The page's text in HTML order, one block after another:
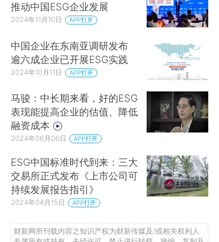
推动中国ESG企业发展
2024年11月10日 APP打开
中国企业在东南亚调研发布
逾六成企业已开展ESG实践
2024年10月11日 APP打开
马骏：中长期来看，好的ESG
表现能提高企业的估值、降低
融资成本
2024年06月06日 APP打开
ESG中国标准时代到来：三大
交易所正式发布《上市公司可
持续发展报告指引》
2024年04月15日 APP打开
财新网所刊载内容之知识产权为财新传媒及/或相关权利人